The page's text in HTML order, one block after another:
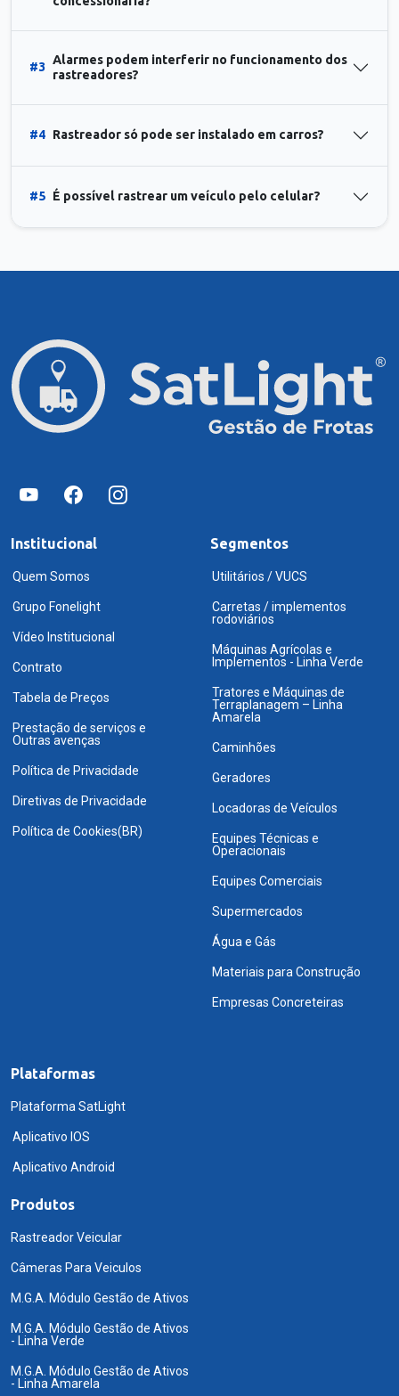
#3
Alarmes podem interferir no funcionamento dos
rastreadores?
#4 Rastreador só pode ser instalado em carros?
#5 É possível rastrear um veículo pelo celular?
Institucional
Quem Somos
Grupo Fonelight
Vídeo Institucional
Contrato
Tabela de Preços
Prestação de serviços e
Outras avenças
Política de Privacidade
Diretivas de Privacidade
Política de Cookies(BR)
Segmentos
Utilitários / VUCS
Carretas / implementos
rodoviários
Máquinas Agrícolas e
Implementos - Linha Verde
Tratores e Máquinas de
Terraplanagem – Linha
Amarela
Caminhões
Geradores
Locadoras de Veículos
Equipes Técnicas e
Operacionais
Equipes Comerciais
Supermercados
Água e Gás
Materiais para Construção
Empresas Concreteiras
Plataformas
Plataforma SatLight
Aplicativo IOS
Aplicativo Android
Produtos
Rastreador Veicular
Câmeras Para Veiculos
M.G.A. Módulo Gestão de Ativos
M.G.A. Módulo Gestão de Ativos
- Linha Verde
M.G.A. Módulo Gestão de Ativos
- Linha Amarela